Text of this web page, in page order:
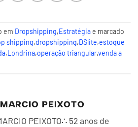
em Dropshipping,Estratégia e marcado
shipping,dropshipping,DSlite,estoque
,Londrina,operação triangular,venda a
PEIXOTO
PEIXOTO∴ 52 anos de